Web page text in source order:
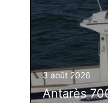
3 août 2026
Antarès